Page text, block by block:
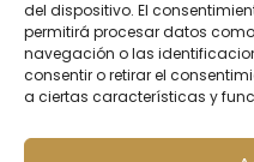
del dispositivo. El
permitirá procesar datos
navegación o las
consentir o retirar el
a ciertas características y
una investigación
con varios profesionales
informada y encontrar
el tratamiento.
Visita nuestra web
Solicita Cita Previa